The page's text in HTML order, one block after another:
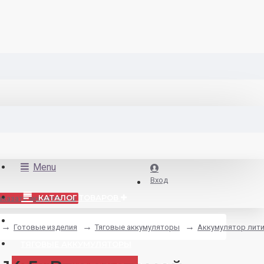
Menu
КАТАЛОГ ТОВАРОВ
Вход
аккумулятор
Готовые изделия Тяговые аккумуляторы Аккумулятор